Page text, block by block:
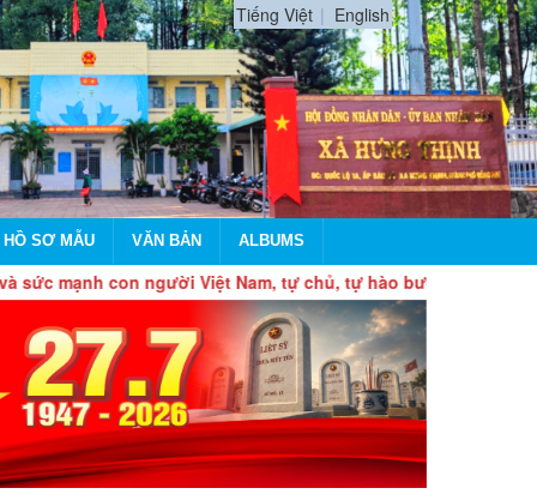
Tiếng Việt English
HỒ SƠ MẪU VĂN BẢN ALBUMS
con người Việt Nam, tự chủ, tự hào bước vào kỷ nguyên mới!